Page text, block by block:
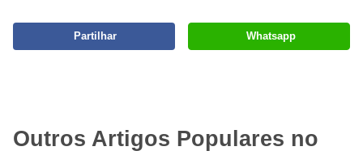
Whatsapp
Partilhar
Outros Artigos Populares no